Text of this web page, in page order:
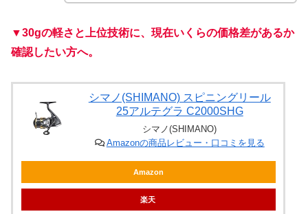
▼30gの軽さと上位技術に、現在いくらの価格差があるか
確認したい方へ。
シマノ(SHIMANO) スピニングリール
25アルテグラ C2000SHG
シマノ(SHIMANO)
Amazonの商品レビュー・口コミを見る
Amazon
楽天